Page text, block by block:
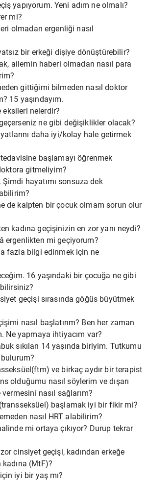
yapıyorum. Yeni adım ne olmalı?
mi?
olmadan ergenliği nasıl
bir erkeği dişiye dönüştürebilir?
ailemin haberi olmadan nasıl para
gittiğimi bilmeden nasıl doktor
15 yaşındayım.
eksileri nelerdir?
ne gibi değişiklikler olacak?
daha iyi/kolay hale getirmek
başlamayı öğrenmek
gitmeliyim?
Şimdi hayatımı sonsuza dek
de kalpten bir çocuk olmam sorun olur
kadına geçişinizin en zor yanı neydi?
ergenlikten mi geçiyorum?
fazla bilgi edinmek için ne
16 yaşındaki bir çocuğa ne gibi
geçişi sırasında göğüs büyütmek
nasıl başlatırım? Ben her zaman
Ne yapmaya ihtiyacım var?
sıkılan 14 yaşında biriyim. Tutkumu
ve birkaç aydır bir terapist
olduğumu nasıl söylerim ve dışarı
nasıl sağlarım?
başlamak iyi bir fikir mi?
nasıl HRT alabilirim?
mi ortaya çıkıyor? Durup tekrar
cinsiyet geçişi, kadından erkeğe
(MtF)?
iyi bir yaş mı?